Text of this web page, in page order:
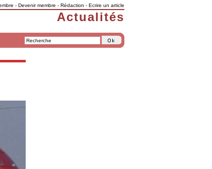
- Devenir membre - Rédaction - Ecrire un article
Actualités